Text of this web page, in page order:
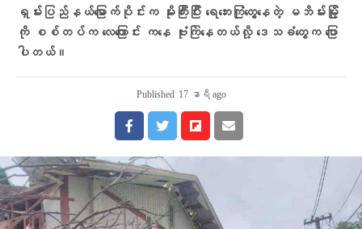
ရှမ်းပြည်နယ်မြောက်ပိုင်းက မိုးကြီးပြီး ရေဘေးကြုံတွေ့နေတဲ့ မဘိမ်းမြို့
ကို စစ်တပ်က လေကြောင်း ကနေ ဗုံးကြဲနေတယ်လို့ ဒေသခံတွေက ပြော
ပါတယ်။
Published 17 နာရီ ago